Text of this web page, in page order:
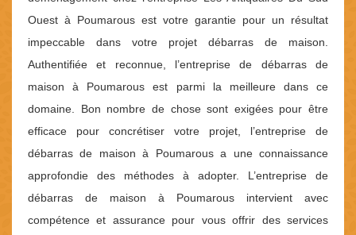
Ouest à Poumarous est votre garantie pour un résultat
impeccable dans votre projet débarras de maison.
Authentifiée et reconnue, l’entreprise de débarras de
maison à Poumarous est parmi la meilleure dans ce
domaine. Bon nombre de chose sont exigées pour être
efficace pour concrétiser votre projet, l’entreprise de
débarras de maison à Poumarous a une connaissance
approfondie des méthodes à adopter. L’entreprise de
débarras de maison à Poumarous intervient avec
compétence et assurance pour vous offrir des services